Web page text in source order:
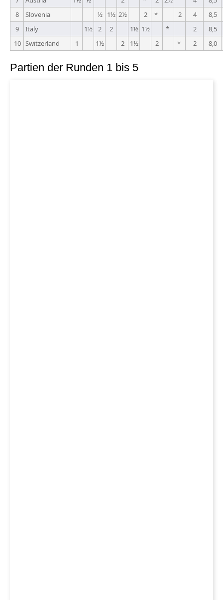
8
Slovenia ½ 1½ 2½ 2 * 2 4
8,5
9
Italy 1½ 2 2 1½ 1½ * 2
8,5
10 Switzerland 1 1½ 2 1½ 2 * 2 8,0
Partien der Runden 1 bis 5